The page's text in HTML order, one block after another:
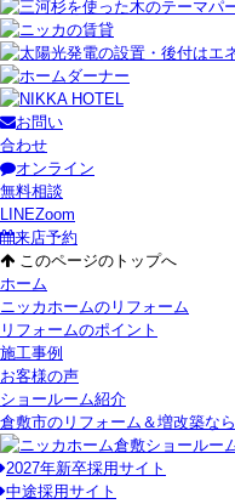
お問い
合わせ
オンライン
無料相談
LINEZoom
来店予約
このページのトップへ
ホーム
ニッカホームのリフォーム
リフォームのポイント
施工事例
お客様の声
ショールーム紹介
倉敷市のリフォーム＆増改築なら
2027年新卒採用サイト
中途採用サイト